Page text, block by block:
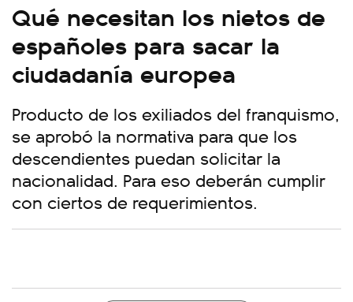
Qué necesitan los nietos de
españoles para sacar la
ciudadanía europea
Producto de los exiliados del franquismo,
se aprobó la normativa para que los
descendientes puedan solicitar la
nacionalidad. Para eso deberán cumplir
con ciertos de requerimientos.